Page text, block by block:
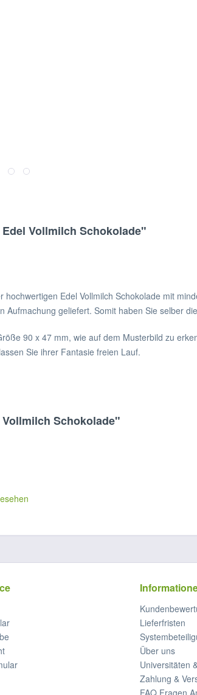
Vollmilch Schokolade"
Edel Vollmilch Schokolade mit
Aufmachung geliefert. Somit haben Sie selber
90 x 47 mm, wie auf dem Musterbild zu
Sie ihrer Fantasie freien Lauf.
Schokolade"
Lieferfristen
Über uns
Universitäten
Zahlung &
FAQ Fragen